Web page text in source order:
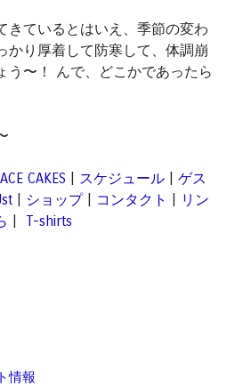
きているとはいえ、季節の変わ
かり厚着して防寒して、体調崩
う〜！ んで、どこかであったら
CAKES スケジュール
ゲス
ショップ| コンタクト
リン
T-shirts
情報